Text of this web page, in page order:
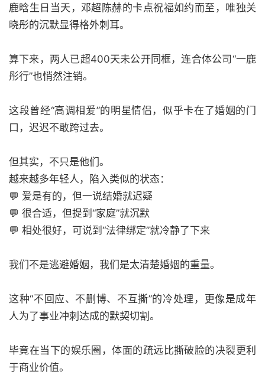
鹿晗生日当天，邓超陈赫的卡点祝福如约而至，唯独关
晓彤的沉默显得格外刺耳。
算下来，两人已超400天未公开同框，连合体公司“一鹿
彤行”也悄然注销。
这段曾经“高调相爱”的明星情侣，似乎卡在了婚姻的门
口，迟迟不敢跨过去。
但其实，不只是他们。
越来越多年轻人，陷入类似的状态：
💬 爱是有的，但一说结婚就迟疑
💬 很合适，但提到“家庭”就沉默
💬 相处很好，可说到“法律绑定”就冷静了下来
我们不是逃避婚姻，我们是太清楚婚姻的重量。
这种“不回应、不删博、不互撕”的冷处理，更像是成年
人为了事业冲刺达成的默契切割。
毕竟在当下的娱乐圈，体面的疏远比撕破脸的决裂更利
于商业价值。